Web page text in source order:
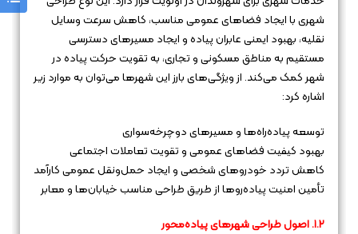
شهری با ایجاد فضاهای عمومی مناسب، کاهش سرعت وسایل
نقلیه، بهبود ایمنی عابران پیاده و ایجاد مسیرهای دسترسی
مستقیم به مناطق مسکونی و تجاری، به تقویت حرکت پیاده در
شهر کمک می‌کند. از ویژگی‌های بارز این شهرها می‌توان به موارد زیر
اشاره کرد:
توسعه پیاده‌راه‌ها و مسیرهای دوچرخه‌سواری
بهبود کیفیت فضاهای عمومی و تقویت تعاملات اجتماعی
کاهش تردد خودروهای شخصی و ایجاد حمل‌ونقل عمومی کارآمد
تأمین امنیت پیاده‌روها از طریق طراحی مناسب خیابان‌ها و معابر
۱.۲. اصول طراحی شهرهای پیاده‌محور